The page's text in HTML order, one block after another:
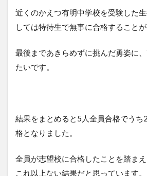
近くのかえつ有明中学校を受験した
しては特待生で無事に合格すること
最後まであきらめずに挑んだ勇姿に
たいです。
結果をまとめると5人全員合格でうち
格となりました。
全員が志望校に合格したことを踏ま
これ以上ない結果だと思っています。